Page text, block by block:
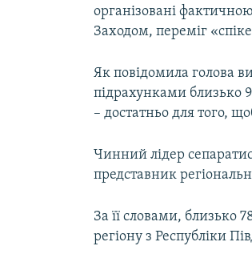
організовані
Заходом, переміг
Як повідомила голова
підрахунками близько
– достатньо для того,
Чинний лідер
представник
За її словами, близько
регіону з Республіки